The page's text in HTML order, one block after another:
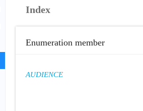
Index
Enumeration member
AUDIENCE